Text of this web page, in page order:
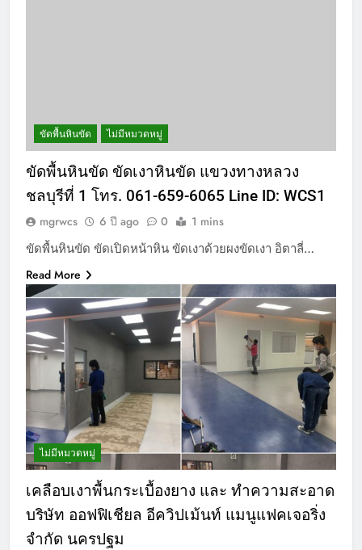
ขัดพื้นหินขัด ไม่มีหมวดหมู่
ขัดพื้นหินขัด ขัดเงาหินขัด แขวงทางหลวง
ชลบุรีที่ 1 โทร. 061-659-6065 Line ID: WCS1
mgrwcs 6 ปี ago 0 1 mins
ขัดพื้นหินขัด ขัดเปิดหน้าหิน ขัดเงาด้วยผงขัดเงา อิตาลี่…
Read More
ไม่มีหมวดหมู่
เคลือบเงาพื้นกระเบื้องยาง และ ทำความสะอาด
บริษัท ออฟฟิเชียล อีควิปเม้นท์ แมนูแฟคเจอริ่ง
จำกัด นครปฐม